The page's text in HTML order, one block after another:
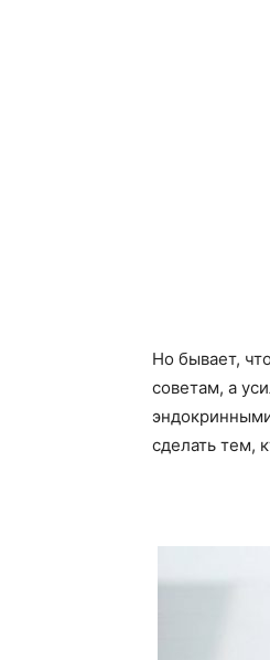
Но бывает,
советам, а
сделать тем,